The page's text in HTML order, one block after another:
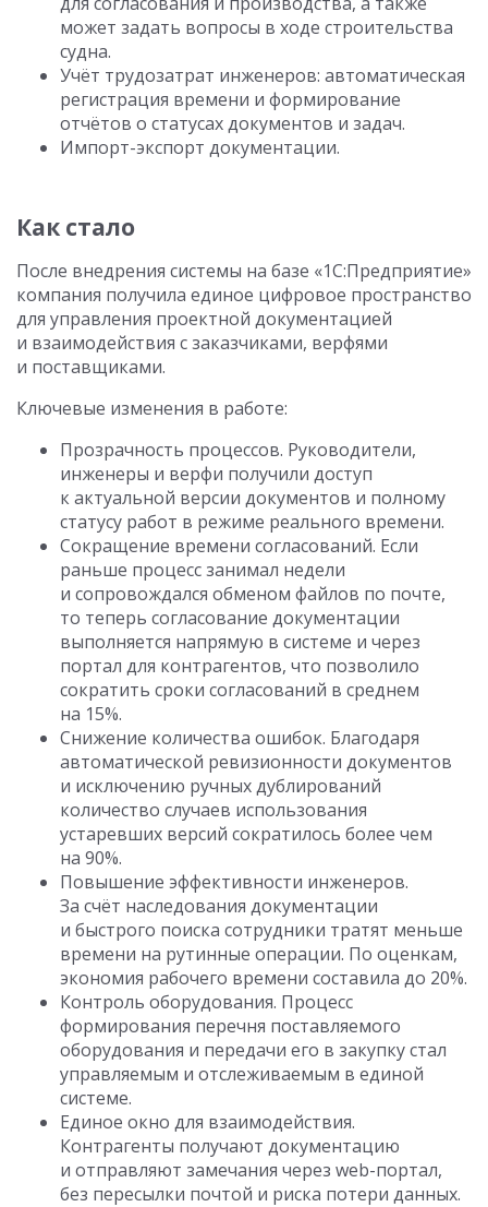
может задать вопросы в ходе строительства
судна.
Учёт трудозатрат инженеров: автоматическая
регистрация времени и формирование
отчётов о статусах документов и задач.
Импорт-экспорт документации.
Как стало
После внедрения системы на базе «1С:Предприятие»
компания получила единое цифровое пространство
для управления проектной документацией
и взаимодействия с заказчиками, верфями
и поставщиками.
Ключевые изменения в работе:
Прозрачность процессов. Руководители,
инженеры и верфи получили доступ
к актуальной версии документов и полному
статусу работ в режиме реального времени.
Сокращение времени согласований. Если
раньше процесс занимал недели
и сопровождался обменом файлов по почте,
то теперь согласование документации
выполняется напрямую в системе и через
портал для контрагентов, что позволило
сократить сроки согласований в среднем
на 15%.
Снижение количества ошибок. Благодаря
автоматической ревизионности документов
и исключению ручных дублирований
количество случаев использования
устаревших версий сократилось более чем
на 90%.
Повышение эффективности инженеров.
За счёт наследования документации
и быстрого поиска сотрудники тратят меньше
времени на рутинные операции. По оценкам,
экономия рабочего времени составила до 20%.
Контроль оборудования. Процесс
формирования перечня поставляемого
оборудования и передачи его в закупку стал
управляемым и отслеживаемым в единой
системе.
Единое окно для взаимодействия.
Контрагенты получают документацию
и отправляют замечания через web-портал,
без пересылки почтой и риска потери данных.